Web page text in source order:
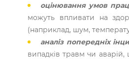
оцінювання умов
можуть впливати на
(наприклад, шум,
аналіз попередніх
випадків травм чи